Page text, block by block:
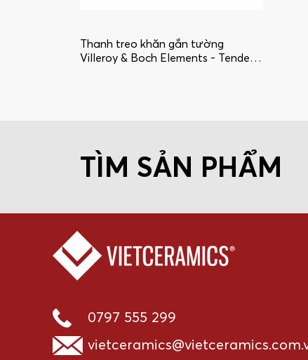
Thanh treo khăn gắn tường
Villeroy & Boch Elements - Tender
TÌM SẢN PHẨM
0797 555 299